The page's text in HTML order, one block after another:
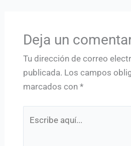
Deja un
Tu dirección de correo
publicada. Los campos
marcados con *